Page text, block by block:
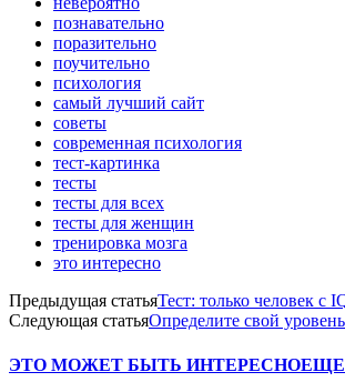
познавательно
поразительно
поучительно
психология
самый лучший сайт
советы
современная психология
тест-картинка
тесты
тесты для всех
тесты для женщин
тренировка мозга
это интересно
Предыдущая статьяТест: только человек с
Следующая статьяОпределите свой
ЭТО МОЖЕТ БЫТЬ ИНТЕРЕСНОЕЩЕ